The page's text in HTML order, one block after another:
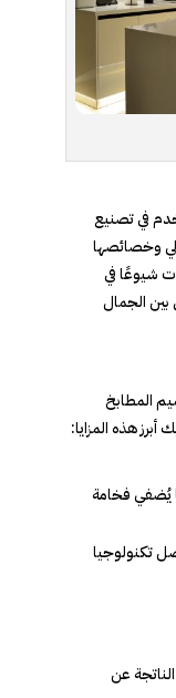
وخصائصها
شيوعًا في
بين الجمال
المطابخ
هذه المزايا:
يُضفي فخامة
تكنولوجيا
عن